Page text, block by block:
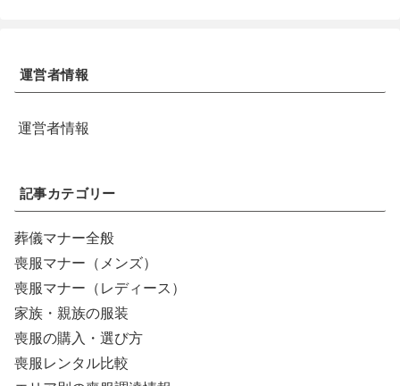
運営者情報
運営者情報
記事カテゴリー
葬儀マナー全般
喪服マナー（メンズ）
喪服マナー（レディース）
家族・親族の服装
喪服の購入・選び方
喪服レンタル比較